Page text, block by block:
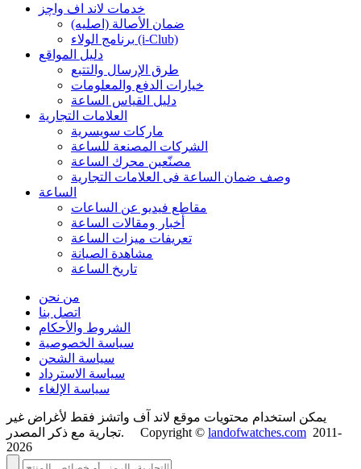
خدمات لاند اف واچز
ضمان الأصالة (اصلیه)
برنامج الولاء (i-Club)
دليل المواقع
طرق الإرسال والتتبع
خيارات الدفع والمعلومات
دليل القياس الساعة
العلامات التجارية
ماركات سويسرية
الشركات المصنعة للساعة
مصنّعين محرك الساعة
وصف ضمان الساعة فی العلامات التجارية
الساعة
مقاطع فيديو عن الساعات
أخبار ومقالات الساعة
تعريفات ميزات الساعة
مشاهدة الصيانة
تاريخ الساعة
من نحن
اتصل بنا
الشروط والأحكام
سياسة الخصوصية
سياسة الشحن
سياسة الاسترداد
سياسة الإلغاء
يمكن استخدام محتويات موقع لاند آف واتشز فقط لأغراض غير
تجارية مع ذكر المصدر. Copyright © landofwatches.com 2011-
2026